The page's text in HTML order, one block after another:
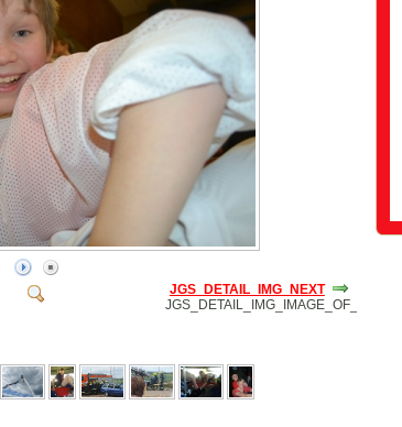
JGS_DETAIL_IMG_NEXT
JGS_DETAIL_IMG_IMAGE_OF_IMAGES